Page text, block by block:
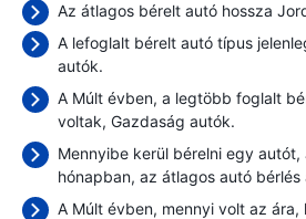
Az átlagos bérelt autó hossza
A lefoglalt bérelt autó típus
autók.
A Múlt évben, a legtöbb foglalt
voltak, Gazdaság autók.
Mennyibe kerül bérelni egy autót,
hónapban, az átlagos autó bérlés
A Múlt évben, mennyi volt az ára,